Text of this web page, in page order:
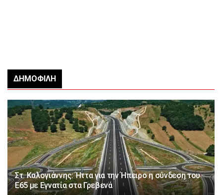
ΔΗΜΟΦΙΛΉ
Στ. Καλογιάννης: Ήττα για την Ήπειρο η σύνδεση του
Ε65 με Εγνατία στα Γρεβενά